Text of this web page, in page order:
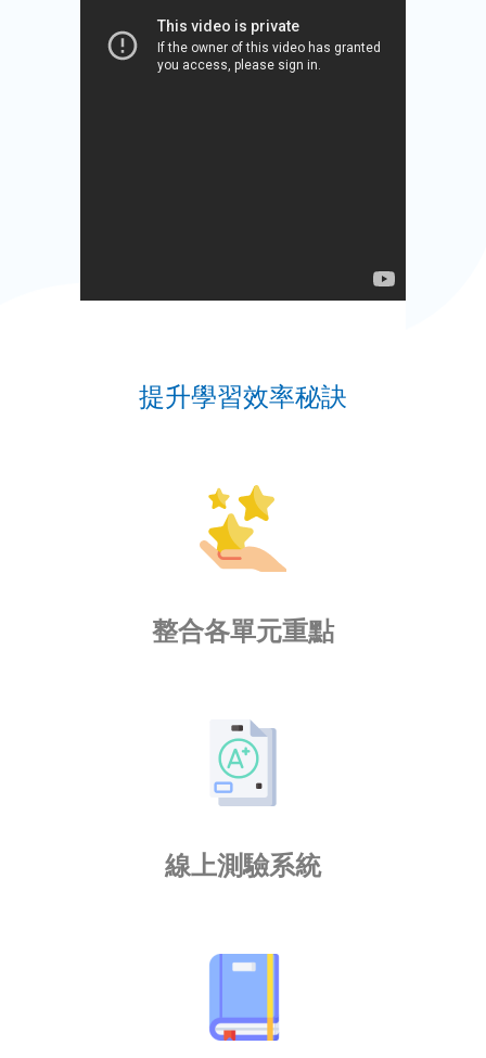
提升學習效率秘訣
整合各單元重點
線上測驗系統